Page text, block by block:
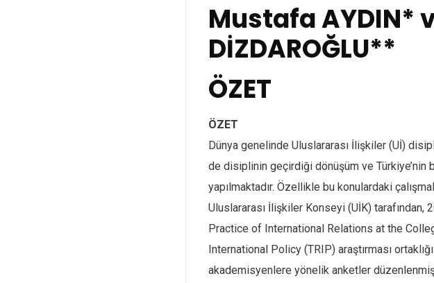
Mustafa AYDIN*
DİZDAROĞLU**
ÖZET
ÖZET
Dünya genelinde Uluslararası İlişkiler (Uİ)
de disiplinin geçirdiği dönüşüm ve Türkiye’nin
yapılmaktadır. Özellikle bu konulardaki
Uluslararası İlişkiler Konseyi (UİK)
Practice of International Relations at the
International Policy (TRIP) araştırması
akademisyenlere yönelik anketler